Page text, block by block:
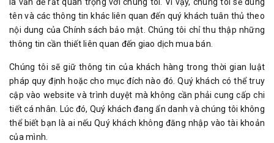
là vấn đề rất quan trọng với chúng tôi. Vì vậy, chúng tôi sẽ dùng
tên và các thông tin khác liên quan đến quý khách tuân thủ theo
nội dung của Chính sách bảo mật. Chúng tôi chỉ thu thập những
thông tin cần thiết liên quan đến giao dịch mua bán.
Chúng tôi sẽ giữ thông tin của khách hàng trong thời gian luật
pháp quy định hoặc cho mục đích nào đó. Quý khách có thể truy
cập vào website và trình duyệt mà không cần phải cung cấp chi
tiết cá nhân. Lúc đó, Quý khách đang ẩn danh và chúng tôi không
thể biết bạn là ai nếu Quý khách không đăng nhập vào tài khoản
của mình.